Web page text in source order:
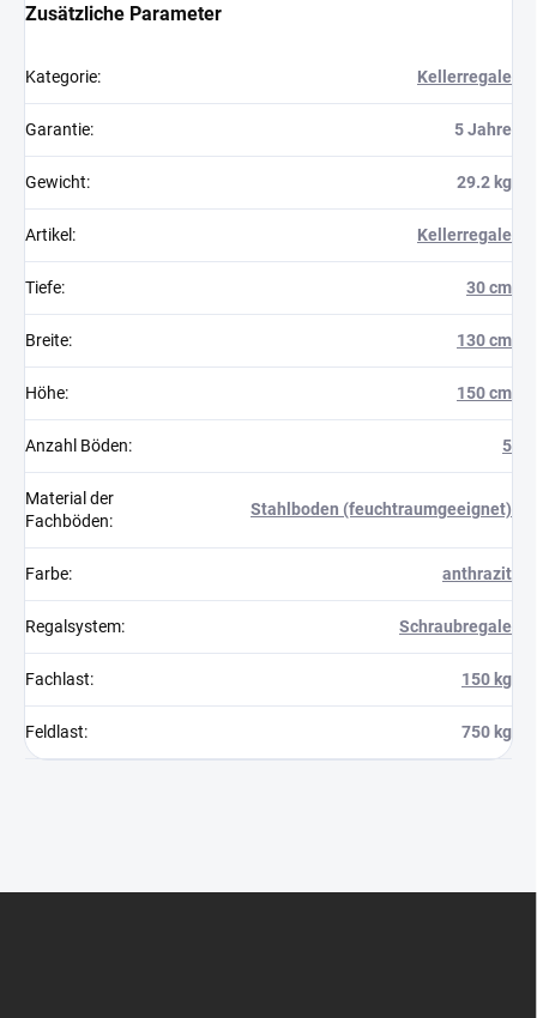
Zusätzliche Parameter
Kategorie: Kellerregale
Garantie: 5 Jahre
Gewicht: 29.2 kg
Artikel : Kellerregale
Tiefe: 30 cm
Breite: 130 cm
Höhe: 150 cm
Anzahl Böden: 5
Material der
Fachböden:
Stahlboden (feuchtraumgeeignet)
Farbe: anthrazit
Regalsystem: Schraubregale
Fachlast: 150 kg
Feldlast: 750 kg